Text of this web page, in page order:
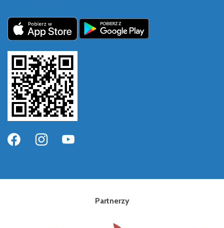
Partnerzy